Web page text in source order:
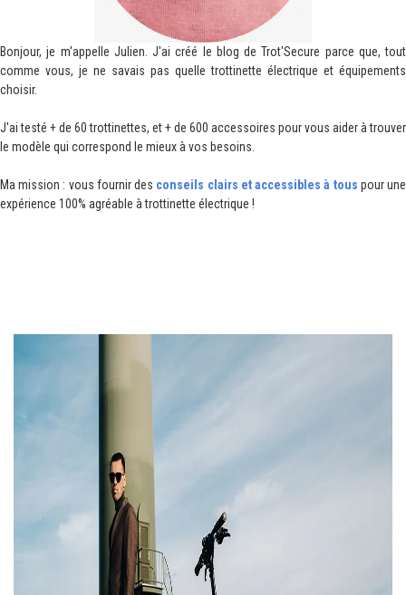
Bonjour, je m'appelle Julien. J'ai créé le blog de Trot'Secure parce que, tout
comme vous, je ne savais pas quelle trottinette électrique et équipements
choisir.
J'ai testé + de 60 trottinettes, et + de 600 accessoires pour vous aider à trouver
le modèle qui correspond le mieux à vos besoins.
Ma mission : vous fournir des conseils clairs et accessibles à tous pour une
expérience 100% agréable à trottinette électrique !